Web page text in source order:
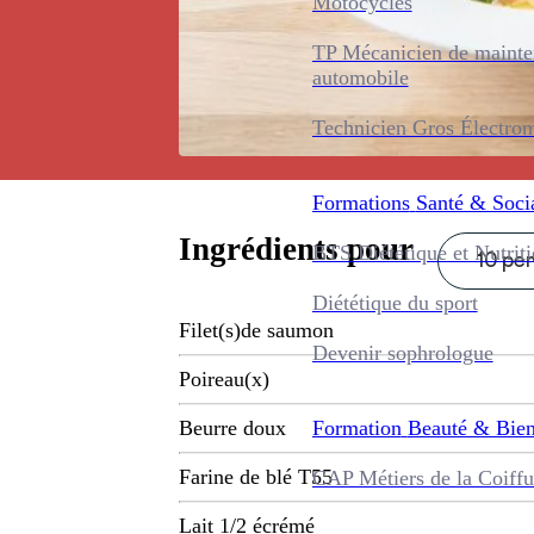
TP Mécanicien de
automobile
Technicien Gros
Formations Santé &
BTS Diététique et
Diététique du sport
Devenir sophrologue
Formation Beauté &
CAP Métiers de la
Ingrédients pour 10
Filet(s)de saumon
Poireau(x)
Beurre doux
Farine de blé T55
Lait 1/2 écrémé